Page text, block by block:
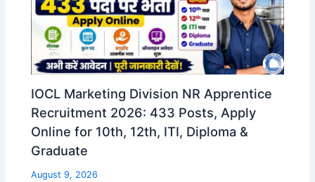
IOCL Marketing Division NR Apprentice
Recruitment 2026: 433 Posts, Apply
Online for 10th, 12th, ITI, Diploma &
Graduate
August 9, 2026